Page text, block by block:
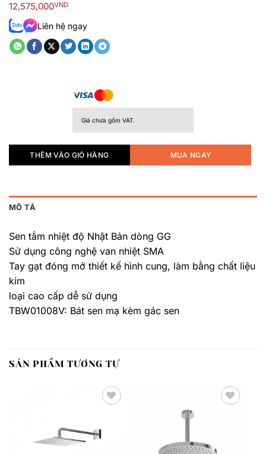
xếp
hạng
0.0
5
sao
12,575,000VND
Liên hệ ngay
Giá chưa gồm VAT.
THÊM VÀO GIỎ HÀNG MUA NGAY
MÔ TẢ
Sen tắm nhiệt độ Nhật Bản dòng GG
Sử dụng công nghệ van nhiệt SMA
Tay gạt đóng mở thiết kế hình cung, làm bằng chất liệu
kim
loại cao cấp dễ sử dụng
TBW01008V: Bát sen mạ kèm gác sen
SẢN PHẨM TƯƠNG TỰ
thích